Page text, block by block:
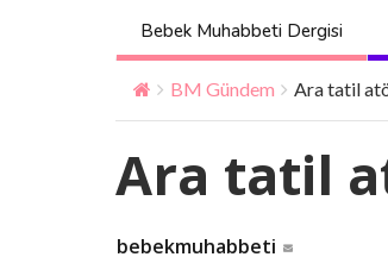
Bebek Muhabbeti Dergisi
BM Gündem Ara tatil
Ara tatil
bebekmuhabbeti